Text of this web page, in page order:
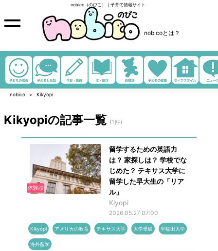
nobico（のびこ）｜子育て情報サイト
nobicoとは？
nobico Kikyopi
Kikyopiの記事一覧 (1件)
体験談
留学するための英語力
は？ 家探しは？ 学校でな
じめた？ テキサス大学に
留学した早大生の「リア
ル」
Kiyopi
2026.05.27 07:00
Kikyopi アメリカの教育 テキサス大学 大学受験 早稲田大学
海外留学